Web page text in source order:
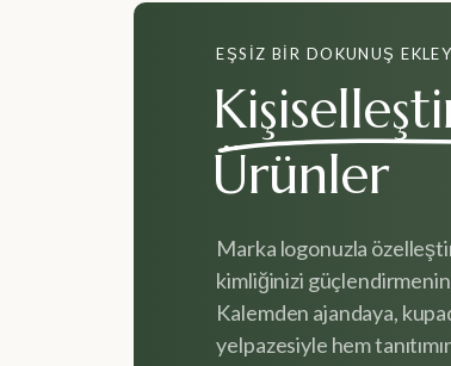
EŞSIZ BIR DOKUNUŞ
Ürünler
Marka logonuzla
kimliğinizi
Kalemden ajandaya,
yelpazesiyle hem